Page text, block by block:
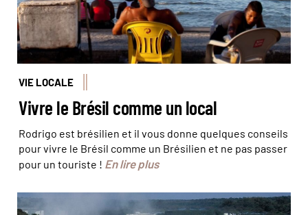
VIE LOCALE
Vivre le Brésil comme un local
Rodrigo est brésilien et il vous donne quelques conseils
pour vivre le Brésil comme un Brésilien et ne pas passer
pour un touriste ! En lire plus